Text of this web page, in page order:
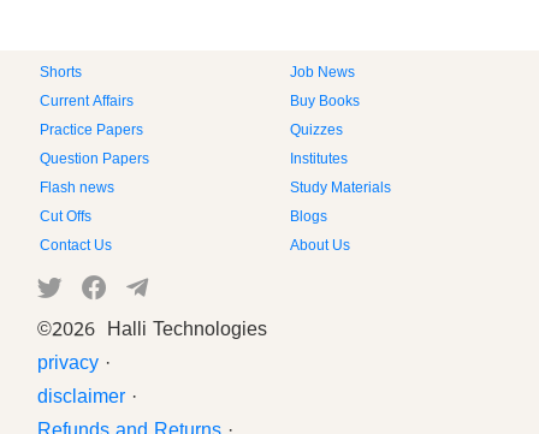
Shorts
Job News
Current Affairs
Buy Books
Practice Papers
Quizzes
Question Papers
Institutes
Flash news
Study Materials
Cut Offs
Blogs
Contact Us
About Us
©2026 Halli Technologies
privacy ·
disclaimer ·